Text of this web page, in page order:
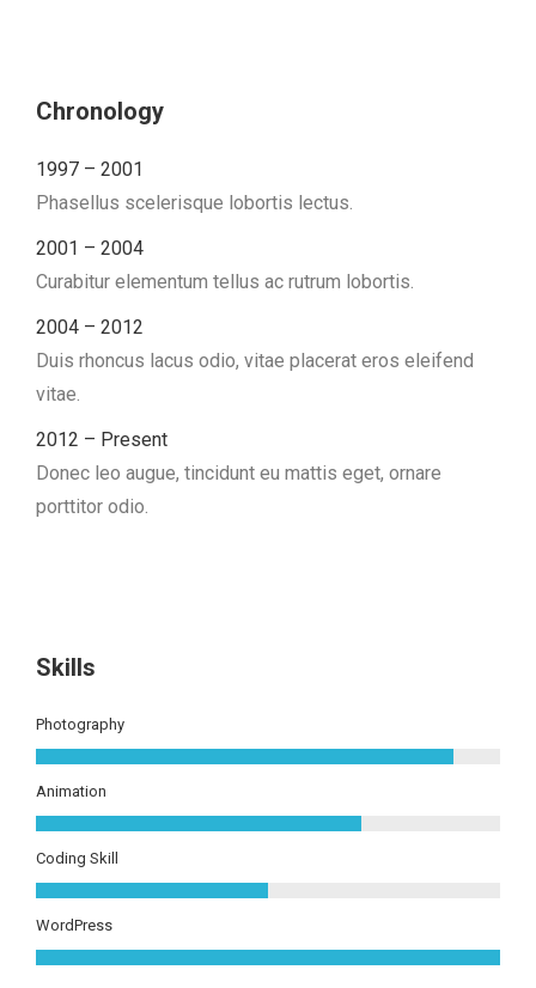
Chronology
1997 – 2001
Phasellus scelerisque lobortis lectus.
2001 – 2004
Curabitur elementum tellus ac rutrum lobortis.
2004 – 2012
Duis rhoncus lacus odio, vitae placerat eros eleifend
vitae.
2012 – Present
Donec leo augue, tincidunt eu mattis eget, ornare
porttitor odio.
Skills
Photography
Animation
Coding Skill
WordPress